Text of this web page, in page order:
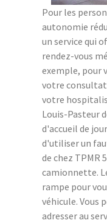
Pour les
autonomie
un service qui
rendez-vous
exemple, pour
votre
votre
Louis-Pasteur
d'accueil de
d'utiliser un
de chez TPMR
camionnette.
rampe pour
véhicule. Vous
adresser au